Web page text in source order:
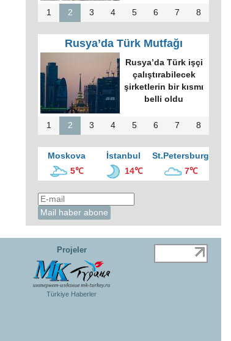
1 2 3 4 5 6 7 8
Rusya’da Türk Mutfağı
Rusya’da Türk işçi
çalıştırabilecek
şirketlerin bir kısmı
belli oldu
1 2 3 4 5 6 7 8
Moskova İstanbul
St.Petersburg
5℃
14℃ 7℃
Projeler
Türkiye Haberler